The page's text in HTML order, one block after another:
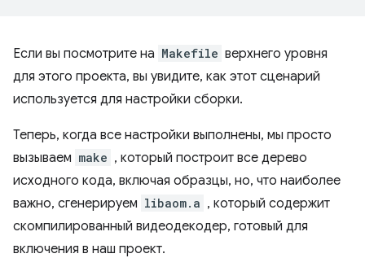
Если вы посмотрите на Makefile верхнего уровня
для этого проекта, вы увидите, как этот сценарий
используется для настройки сборки.
Теперь, когда все настройки выполнены, мы просто
вызываем make , который построит все дерево
исходного кода, включая образцы, но, что наиболее
важно, сгенерируем libaom.a , который содержит
скомпилированный видеодекодер, готовый для
включения в наш проект.